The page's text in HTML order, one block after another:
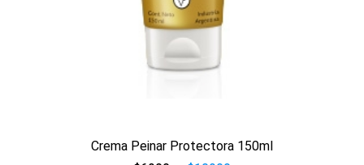
Crema Peinar Protectora 150ml